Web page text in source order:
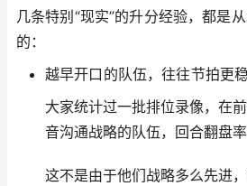
几条特别“现实”的升分经验，都是
的：
越早开口的队伍，往往节拍更稳
大家统计过一批排位录像，在
音沟通战略的队伍，回合翻盘率
这不是由于他们战略多么先进